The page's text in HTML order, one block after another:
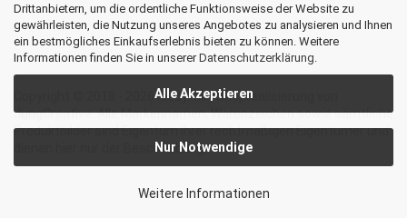
Drittanbietern, um die ordentliche Funktionsweise der Website zu
gewährleisten, die Nutzung unseres Angebotes zu analysieren und Ihnen
ein bestmögliches Einkaufserlebnis bieten zu können. Weitere
Informationen finden Sie in unsererDatenschutzerklärung
Alle Akzeptieren
Nur Notwendige
Weitere Informationen
Copyright © 2018 - 2026 lassyfair | Shoprealisierung von
JungCreative.Alle Markennamen, Warenzeichen sowie sämtliche
Produktbilder sind Eigentum Ihrer rechtmäßigen Eigentümer und
dienen hier nur der Beschreibung.